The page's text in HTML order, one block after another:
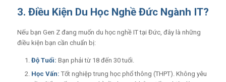
3. Điều Kiện Du Học Nghề Đức Ngành IT?
Nếu bạn Gen Z đang muốn du học nghề IT tại Đức, đây là những
điều kiện bạn cần chuẩn bị:
Độ Tuổi: Bạn phải từ 18 đến 30 tuổi.
Học Vấn: Tốt nghiệp trung học phổ thông (THPT). Không yêu